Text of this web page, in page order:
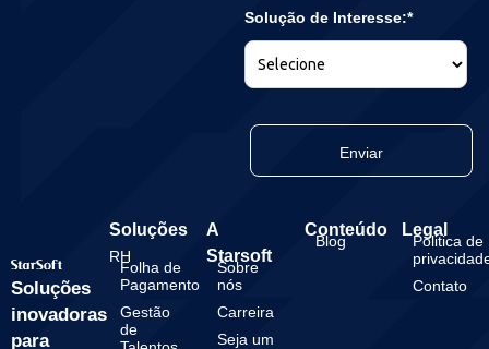
Solução de Interesse:*
Enviar
Soluções
inovadoras
para
Soluções
RH
Folha de
Pagamento
Gestão
de
A
Starsoft
Sobre
nós
Carreira
Seja um
Conteúdo
Blog
Legal
Politica de
Contato